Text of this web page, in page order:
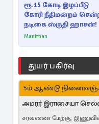
ரூ.15 கோடி இழப்பீடு
கோரி நீதிமன்றம்
நடிகை ஸ்ருதி ஹாசன்!
Manithan
துயர் பகிர்வு
5ம் ஆண்டு
அமரர் இராசையா
சரவணை மேற்கு,